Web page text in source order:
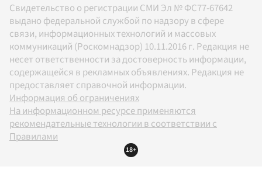
Свидетельство о регистрации СМИ Эл № ФС77-67642
выдано федеральной службой по надзору в сфере
связи, информационных технологий и массовых
коммуникаций (Роскомнадзор) 10.11.2016 г. Редакция не
несет ответственности за достоверность информации,
содержащейся в рекламных объявлениях. Редакция не
предоставляет справочной информации.
Информация об ограничениях
На информационном ресурсе применяются
рекомендательные технологии в соответствии с
Правилами
18+